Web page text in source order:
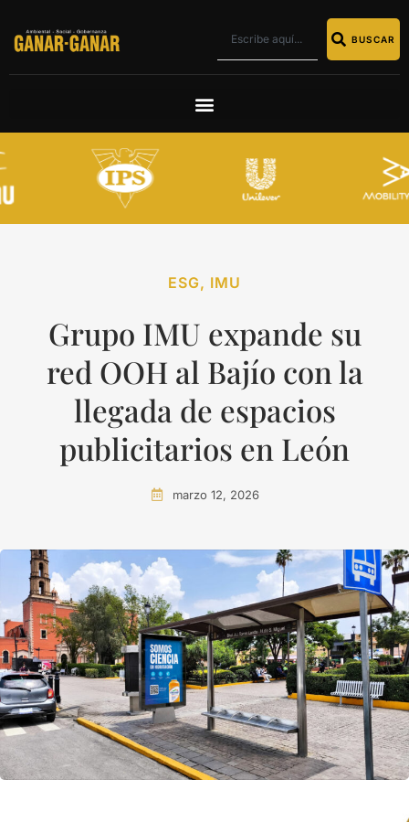
BUSCAR
ESG, IMU
Grupo IMU expande su
red OOH al Bajío con la
llegada de espacios
publicitarios en León
marzo 12, 2026